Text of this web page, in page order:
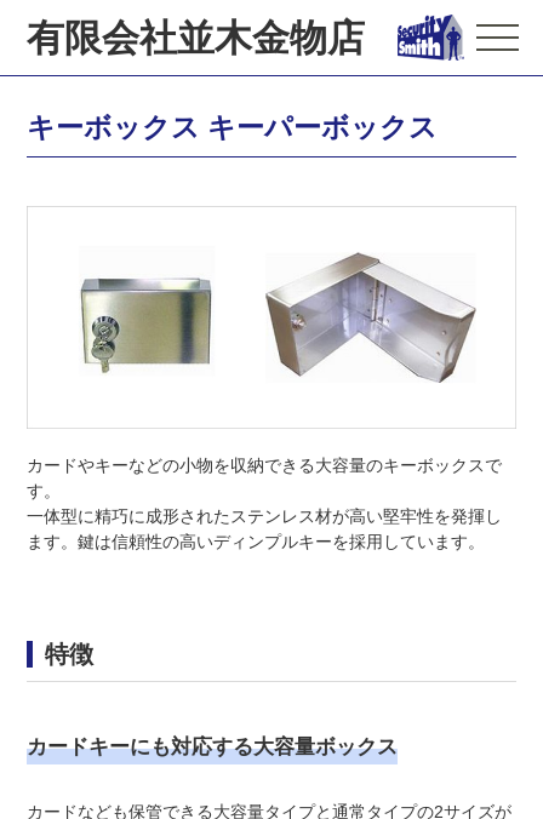
有限会社並木金物店
キーボックス キーパーボックス
カードやキーなどの小物を収納できる大容量のキーボックスで
す。
一体型に精巧に成形されたステンレス材が高い堅牢性を発揮し
ます。鍵は信頼性の高いディンプルキーを採用しています。
特徴
カードキーにも対応する大容量ボックス
カードなども保管できる大容量タイプと通常タイプの2サイズが